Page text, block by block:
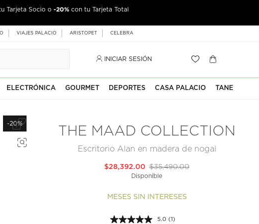
Tarjeta Socio o -20% con tu Tarjeta Total
VIAJES PALACIO ARISTOPET CELEBRA
INICIAR SESIÓN
ELECTRÓNICA GOURMET DEPORTES CASA PALACIO TANE
-20%
THE MAAD COLLECTION
Escritorio Alan en madera de nogal
$35,490.00
$28,392.00
Disponible
MESES SIN INTERESES
5.0 (1)